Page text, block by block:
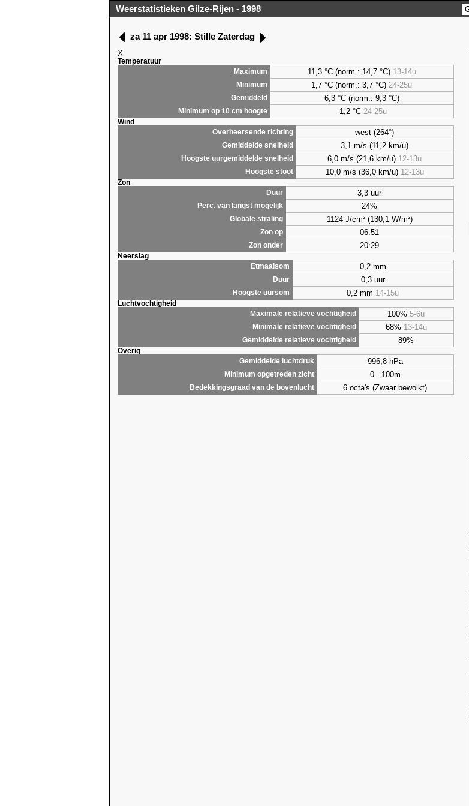
Weerstatistieken Gilze-Rijen - 1998
za 11 apr 1998: Stille Zaterdag
X
Temperatuur
Maximum
11,3 °C (norm.: 14,7 °C) 13-14u
Minimum 1,7 °C (norm.: 3,7 °C) 24-25u
Gemiddeld 6,3°C (norm.: 9,3 °C)
Minimum op 10 cm hoogte -1,2 °C 24-25u
Wind
Overheersende richting
west (264°)
Gemiddelde snelheid 3,1 m/s (11,2 km/u)
Hoogste uurgemiddelde snelheid 6,0 m/s (21,6 km/u) 12-13u
Hoogste stoot 10,0 m/s (36,0 km/u) 12-13u
Zon
Duur
3,3 uur
Perc. van langst mogelijk 24%
Globale straling 1124 J/cm² (130,1 W/m²)
Zon op 06:51
Zon onder 20:29
Neerslag
Etmaalsom
0,2 mm
Duur 0,3 uur
Hoogste uursom 0,2 mm 14-15u
Luchtvochtigheid
Maximale relatieve vochtigheid
100% 5-6u
Minimale relatieve vochtigheid 68% 13-14u
Gemiddelde relatieve vochtigheid 89%
Overig
Gemiddelde luchtdruk
996,8 hPa
Minimum opgetreden zicht 0 - 100m
Bedekkingsgraad van de bovenlucht 6 octa's (Zwaar bewolkt)